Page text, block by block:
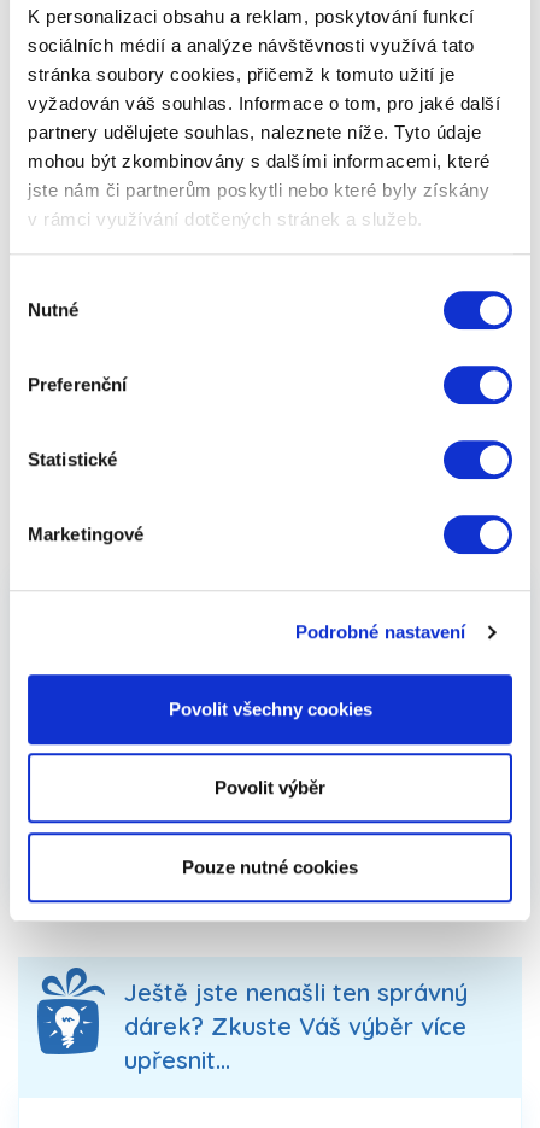
K personalizaci obsahu a reklam, poskytování funkcí
sociálních médií a analýze návštěvnosti využívá tato
stránka soubory cookies, přičemž k tomuto užití je
vyžadován váš souhlas. Informace o tom, pro jaké další
partnery udělujete souhlas, naleznete níže. Tyto údaje
mohou být zkombinovány s dalšími informacemi, které
jste nám či partnerům poskytli nebo které byly získány
v rámci využívání dotčených stránek a služeb.
souhlasu
Nutné
Preferenční
Statistické
Marketingové
Podrobné nastavení
Povolit všechny cookies
Povolit výběr
Pouze nutné cookies
produktů. Hledáte jedinečný…
799 Kč Zobrazit více
Nahoru Celkem 1 dárek
Vánoční dárky - TIPY na
Vánoce 2025 pro syna -
Dárková balení
Praktické dárky pro syna - dárková balení -
maminku nebo třeba nevíte, jaký vybrat dárek
pro nejlepší kamarádku, jste na správné adrese.
Důležité je vcítit se do osobnosti svých blízkých a
darovat jim něco, co jim udělá radost a vykouzlí
jim úsměv na rtech. Vybírejte dárky "na míru" a
uvidíte, jaký budou mít úspěch!
Ještě jste nenašli ten správný
dárek? Zkuste Váš výběr více
upřesnit...